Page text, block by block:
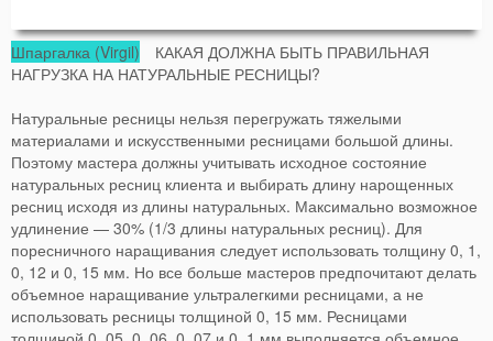
Шпаргалка (Virgil) КАКАЯ ДОЛЖНА БЫТЬ ПРАВИЛЬНАЯ
НАГРУЗКА НА НАТУРАЛЬНЫЕ РЕСНИЦЫ?
Натуральные ресницы нельзя перегружать тяжелыми
материалами и искусственными ресницами большой длины.
Поэтому мастера должны учитывать исходное состояние
натуральных ресниц клиента и выбирать длину нарощенных
ресниц исходя из длины натуральных. Максимально возможное
удлинение — 30% (1/3 длины натуральных ресниц). Для
поресничного наращивания следует использовать толщину 0, 1,
0, 12 и 0, 15 мм. Но все больше мастеров предпочитают делать
объемное наращивание ультралегкими ресницами, а не
использовать ресницы толщиной 0, 15 мм. Ресницами